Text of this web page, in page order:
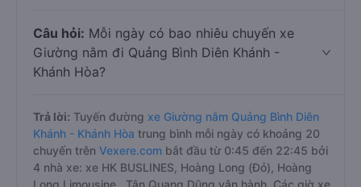
Câu hỏi: Mỗi ngày có bao nhiêu chuyến xe
Giường nằm đi Quảng Bình Diên Khánh -
Khánh Hòa?
Trả lời: Tuyến đường xe Giường nằm Quảng Bình Diên
Khánh - Khánh Hòa trung bình mỗi ngày có khoảng 20
chuyến trên Vexere.com bắt đầu từ 0:45 đến 22:45 bởi
4 nhà xe: xe HK BUSLINES, Hoàng Long (Đỏ), Hoàng
Long Limousine , Tân Quang Dũng vận hành. Các giờ xe